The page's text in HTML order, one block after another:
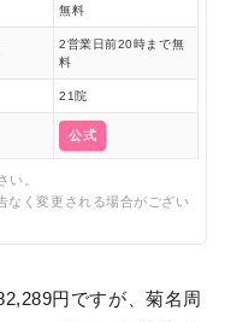
無料
2営業日前20時まで無
料
21院
公式
い。
く変更される場合がござい
円ですが、菊名周